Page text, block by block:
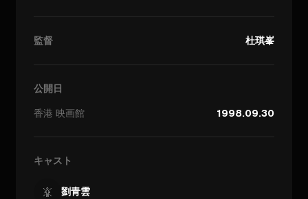
監督 杜琪峯
公開日
香港 映画館 1998.09.30
キャスト
劉青雲